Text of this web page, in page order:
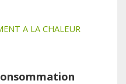
A LA CHALEUR